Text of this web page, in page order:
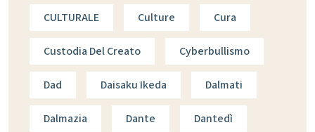
CULTURALE Culture Cura
Custodia Del Creato Cyberbullismo
Dad Daisaku Ikeda Dalmati
Dalmazia Dante Dantedì